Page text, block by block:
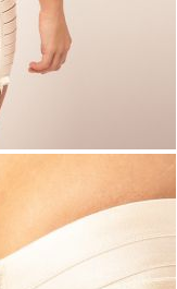
Таблица с размери